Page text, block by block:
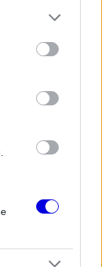
more Google
may click to
party tags to
below Google